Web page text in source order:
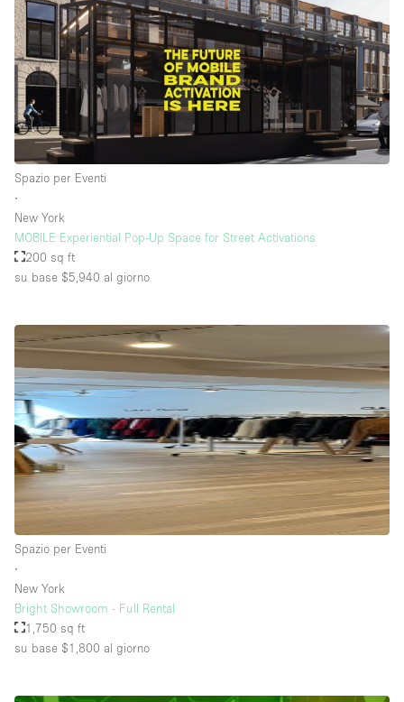
Spazio per Eventi
∙
New York
MOBILE Experiential Pop-Up Space for Street Activations
200 sq ft
su base $5,940 al giorno
Spazio per Eventi
∙
New York
Bright Showroom - Full Rental
1,750 sq ft
su base $1,800 al giorno